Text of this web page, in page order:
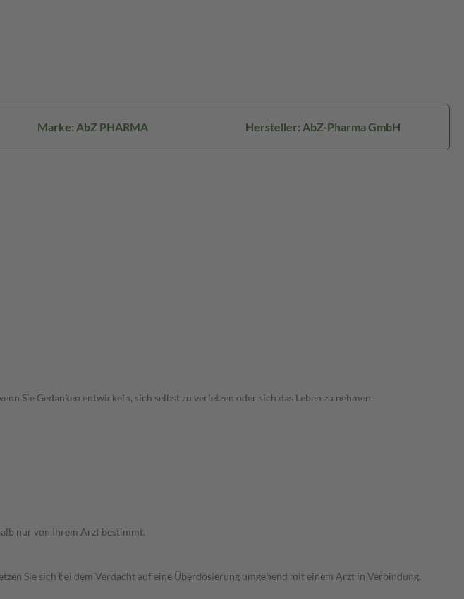
Marke: AbZ PHARMA Hersteller: AbZ-Pharma GmbH
Sie Gedanken entwickeln, sich selbst zu verletzen oder sich das Leben zu nehmen.
nur von Ihrem Arzt bestimmt.
Sie sich bei dem Verdacht auf eine Überdosierung umgehend mit einem Arzt in Verbindung.